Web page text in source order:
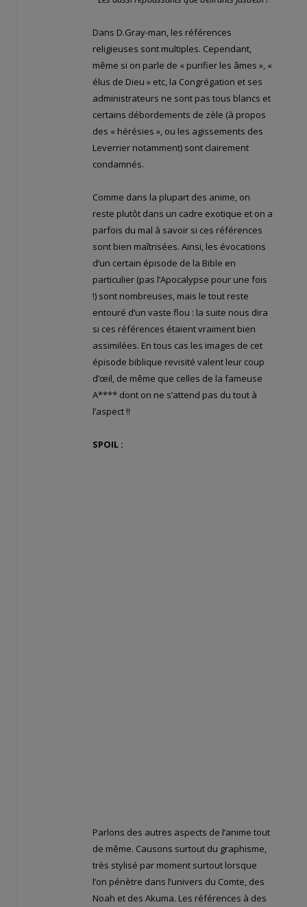
Dans D.Gray-man, les références
religieuses sont multiples. Cependant,
même si on parle de « purifier les âmes », «
élus de Dieu » etc, la Congrégation et ses
administrateurs ne sont pas tous blancs et
certains débordements de zèle (à propos
des « hérésies », ou les agissements des
Leverrier notamment) sont clairement
condamnés.
Comme dans la plupart des anime, on
reste plutôt dans un cadre exotique et on a
parfois du mal à savoir si ces références
sont bien maîtrisées. Ainsi, les évocations
d’un certain épisode de la Bible en
particulier (pas l’Apocalypse pour une fois
!) sont nombreuses, mais le tout reste
entouré d’un vaste flou : la suite nous dira
si ces références étaient vraiment bien
assimilées. En tous cas les images de cet
épisode biblique revisité valent leur coup
d’œil, de même que celles de la fameuse
A**** dont on ne s’attend pas du tout à
l’aspect !!
SPOIL :
Parlons des autres aspects de l’anime tout
de même. Causons surtout du graphisme,
très stylisé par moment surtout lorsque
l’on pénètre dans l’univers du Comte, des
Noah et des Akuma. Les références à des